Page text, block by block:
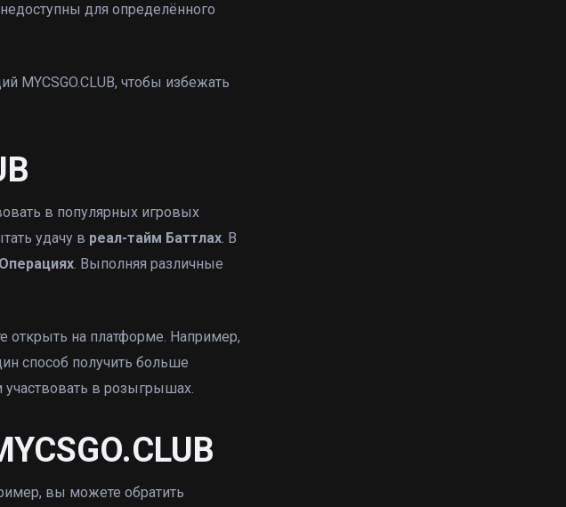
для определённого
MYCSGO.CLUB, чтобы избежать
в популярных игровых
удачу в реал-тайм Баттлах. В
Операциях. Выполняя различные
открыть на платформе. Например,
способ получить больше
в розыгрышах.
вы можете обратить